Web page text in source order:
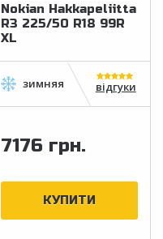
Nokian Hakkapeliitta
R3 225/50 R18 99R
XL
відгуки
7176 грн.